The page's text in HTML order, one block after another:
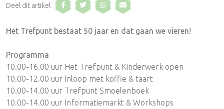
Deel dit artikel
Het Trefpunt bestaat 50 jaar en dat gaan we vieren!
Programma
10.00-16.00 uur Het Trefpunt & Kinderwerk open
10.00-12.00 uur Inloop met koffie & taart
10.00-14.00 uur Trefpunt Smoelenboek
10.00-14.00 uur Informatiemarkt & Workshops